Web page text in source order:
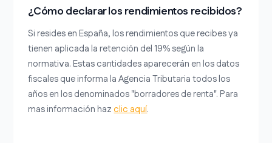
¿Cómo declarar los rendimientos recibidos?
Si resides en España, los rendimientos que recibes ya
tienen aplicada la retención del 19% según la
normativa. Estas cantidades aparecerán en los datos
fiscales que informa la Agencia Tributaria todos los
años en los denominados "borradores de renta". Para
mas información hazclic aquí.